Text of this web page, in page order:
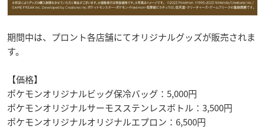
期間中は、プロント各店舗にてオリジナルグッズが販売されま
す。
【価格】
ポケモンオリジナルビッグ保冷バッグ：5,000円
ポケモンオリジナルサーモスステンレスボトル：3,500円
ポケモンオリジナルオリジナルエプロン：6,500円